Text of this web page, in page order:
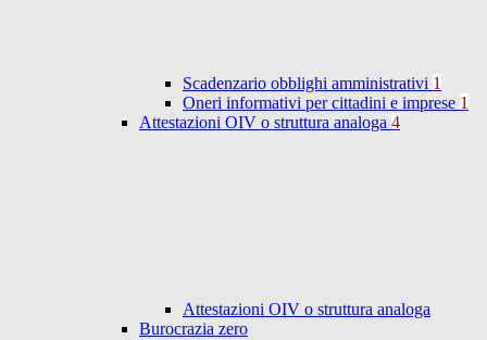
Scadenzario obblighi amministrativi 1
Oneri informativi per cittadini e imprese 1
Attestazioni OIV o struttura analoga 4
Attestazioni OIV o struttura analoga
Burocrazia zero